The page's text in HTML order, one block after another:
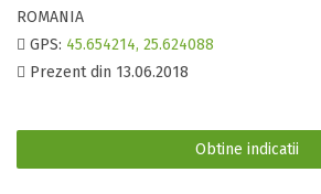
ROMANIA
GPS: 45.654214, 25.624088
Prezent din 13.06.2018
Obtine indicatii